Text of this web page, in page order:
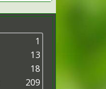
1
13
18
209